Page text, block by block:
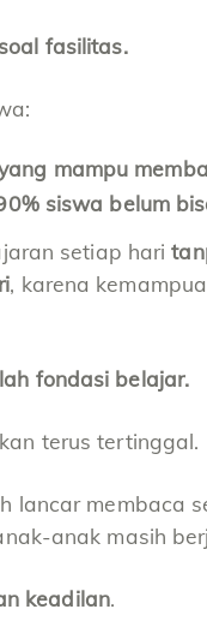
fasilitas.
mampu
siswa belum
setiap hari
, karena
fondasi belajar.
terus tertinggal.
lancar membaca
anak masih
keadilan.